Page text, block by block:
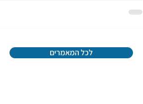
לכל המאמרים